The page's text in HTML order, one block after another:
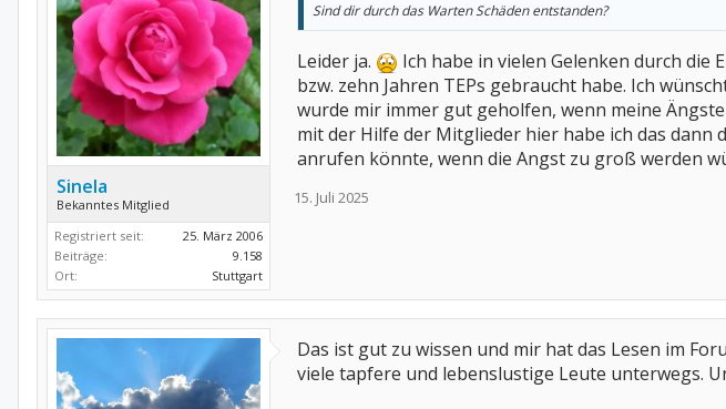
Sinela
Bekanntes Mitglied
Registriert seit:
25. März 2006
Beiträge:
9.158
Ort:
Stuttgart
Sind dir durch das Warten Schäden entstanden?
Leider ja.
Ich habe in vielen Gelenken durch
bzw. zehn Jahren TEPs gebraucht habe. Ich
wurde mir immer gut geholfen, wenn meine
mit der Hilfe der Mitglieder hier habe ich das dann
anrufen könnte, wenn die Angst zu groß werden
15. Juli 2025
Das ist gut zu wissen und mir hat das Lesen im
viele tapfere und lebenslustige Leute unterwegs.